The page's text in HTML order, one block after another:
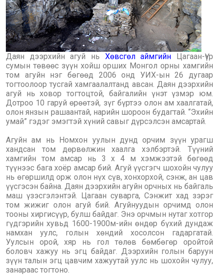
Даян дээрхийн агуй нь Хөвсгөл аймгийн Цагаан-Үүр
сумын төвөөс зүүн хойш орших Монгол орны хамгийн
том агуйн нэг бөгөөд 2006 онд УИХ-ын 26 дугаар
тогтоолоор тусгай хамгаалалтанд авсан. Даян дээрхийн
агуй нь ховор тогтоцтой, байгалийн үнэт үзмэр юм.
Дотроо 10 гаруй өрөөтэй, зүг бүртээ олон ам хаалгатай,
олон янзын рашаантай, нарийн шороон будагтай. “Эхийн
умай” гэдэг эмэгтэй хүний савыг дүрсэлсэн амсартай.
Агуйн ам нь Номхон уулын дунд орчим зүүн урагш
хандсан том дөрвөлжин хаалга хэлбэртэй. Түүний
хамгийн том амсар нь 3 х 4 м хэмжээтэй бөгөөд
түүнээс бага хоёр амсар бий. Агуй үүсгэгч шохойн чулуу
нь өгөршилд орж олон нүх сүв, хонхорхой, сэнж, ан цав
үүсгэсэн байна. Даян дээрхийн агуйн орчных нь байгаль
маш үзэсгэлэнтэй. Цагаан суварга, Сэнжит хад зэрэг
том жижиг олон агуй бий. Агуйнуудын орчимд олон
тооны хиргисүүр, булш байдаг. Энэ орчмын нутаг хотгор
гүдгэрийн хувьд 1600-1900м-ийн өндөр бүхий дундаж
намхан уулс, голын хөндий хосолсон гадаргатай.
Уулсын орой, хяр нь гол төлөв бөмбөгөр оройтой
боловч хажуу нь эгц байдаг. Дээрхийн голын баруун
зүүн талын эгц цавчим хажуутай уулс нь шохойн чулуу,
занараас тогтоно.